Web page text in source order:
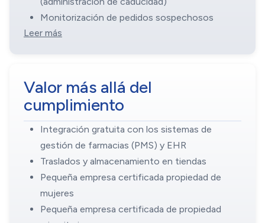
Monitorización de pedidos sospechosos
Leer más
Valor más allá del
cumplimiento
Integración gratuita con los sistemas de
gestión de farmacias (PMS) y EHR
Traslados y almacenamiento en tiendas
Pequeña empresa certificada propiedad de
mujeres
Pequeña empresa certificada de propiedad